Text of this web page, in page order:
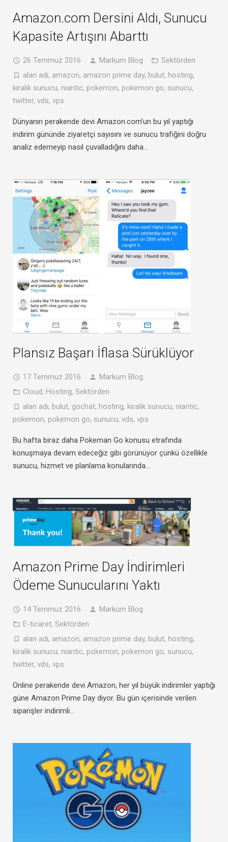
Amazon.com Dersini Aldı, Sunucu
Kapasite Artışını Abarttı
26 Temmuz 2016 Markum Blog
Sektörden
alan adı, amazon, amazon prime day, bulut, hosting,
kiralik sunucu, niantic, pokemon, pokemon go, sunucu,
twitter, vds, vps
Dünyanın perakende devi Amazon.com’un bu yıl yaptığı
indirim gününde ziyaretçi sayısını ve sunucu trafiğini doğru
analiz edemeyip nasıl çuvalladığını daha…
Plansız Başarı İflasa Sürüklüyor
17 Temmuz 2016
Markum Blog
Cloud, Hosting, Sektörden
alan adı, bulut, gochat, hosting, kiralik sunucu, niantic,
pokemon, pokemon go, sunucu, vds, vps
Bu hafta biraz daha Pokeman Go konusu etrafında
konuşmaya devam edeceğiz gibi görünüyor çünkü özellikle
sunucu, hizmet ve planlama konularında…
Amazon Prime Day İndirimleri
Ödeme Sunucularını Yaktı
14 Temmuz 2016
Markum Blog
E-ticaret, Sektörden
alan adı, amazon, amazon prime day, bulut, hosting,
kiralik sunucu, niantic, pokemon, pokemon go, sunucu,
twitter, vds, vps
Online perakende devi Amazon, her yıl büyük indirimler yaptığı
güne Amazon Prime Day diyor. Bu gün içerisinde verilen
siparişler indirimli…